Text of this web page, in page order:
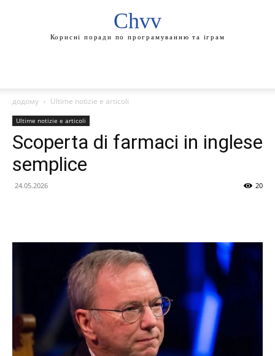
Chvv
Корисні поради по програмуванню та іграм
додому Ultime notizie e articoli
Ultime notizie e articoli
Scoperta di farmaci in inglese
semplice
24.05.2026 20